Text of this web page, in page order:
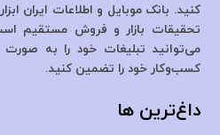
کنید. بانک موبایل و اطلاعات ایران
تحقیقات بازار و فروش مستقیم
می‌توانید تبلیغات خود را به
کسب‌وکار خود را تضمین کنید.
داغ‌ترین ها